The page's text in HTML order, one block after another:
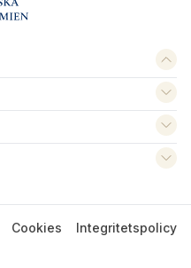
Cookies Integritetspolicy